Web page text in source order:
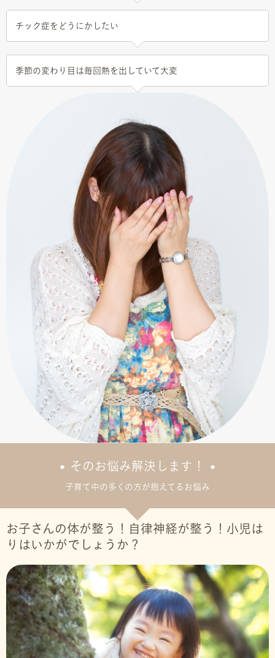
チック症をどうにかしたい
季節の変わり目は毎回熱を出していて大変
そのお悩み解決します！
子育て中の多くの方が抱えてるお悩み
お子さんの体が整う！自律神経が整う！小児は
りはいかがでしょうか？